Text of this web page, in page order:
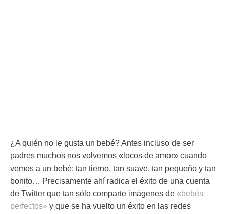
¿A quién no le gusta un bebé? Antes incluso de ser
padres muchos nos volvemos «locos de amor» cuando
vemos a un bebé: tan tierno, tan suave, tan pequeño y tan
bonito… Precisamente ahí radica el éxito de una cuenta
de Twitter que tan sólo comparte imágenes de «bebés
perfectos» y que se ha vuelto un éxito en las redes